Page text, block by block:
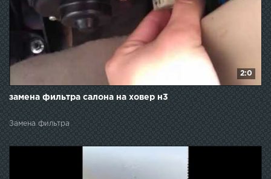
2:0
замена фильтра салона на ховер н3
Замена фильтра